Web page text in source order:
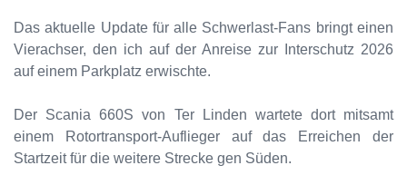
Das aktuelle Update für alle Schwerlast-Fans bringt einen
Vierachser, den ich auf der Anreise zur Interschutz 2026
auf einem Parkplatz erwischte.
Der Scania 660S von Ter Linden wartete dort mitsamt
einem Rotortransport-Auflieger auf das Erreichen der
Startzeit für die weitere Strecke gen Süden.